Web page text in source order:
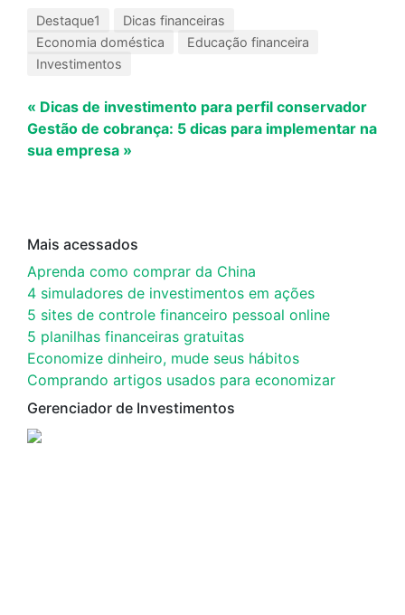
Destaque1
Dicas financeiras
Economia doméstica
Educação financeira
Investimentos
« Dicas de investimento para perfil conservador
Gestão de cobrança: 5 dicas para implementar na
sua empresa »
Mais acessados
Aprenda como comprar da China
4 simuladores de investimentos em ações
5 sites de controle financeiro pessoal online
5 planilhas financeiras gratuitas
Economize dinheiro, mude seus hábitos
Comprando artigos usados para economizar
Gerenciador de Investimentos